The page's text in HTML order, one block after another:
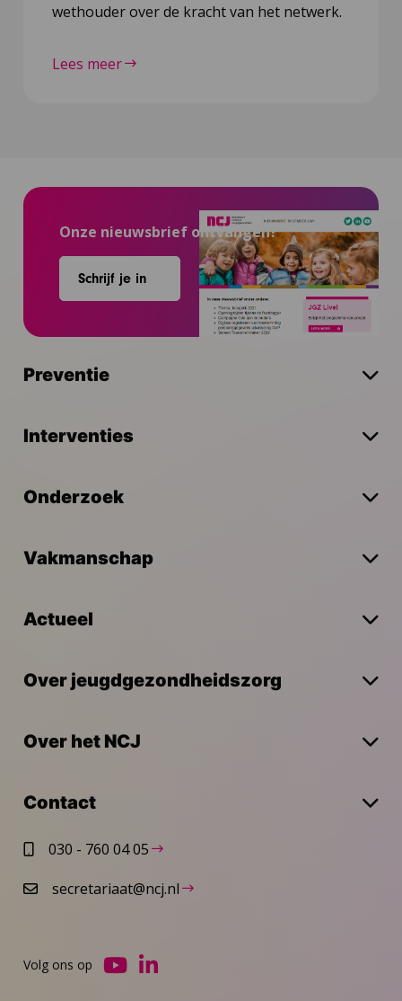
wethouder over de kracht van het netwerk.
Lees meer
Onze nieuwsbrief ontvangen?
Schrijf je in
Preventie
Interventies
Onderzoek
Vakmanschap
Actueel
Over jeugdgezondheidszorg
Over het NCJ
Contact
030 - 760 04 05
secretariaat@ncj.nl
Volg ons op
Ga
Ga